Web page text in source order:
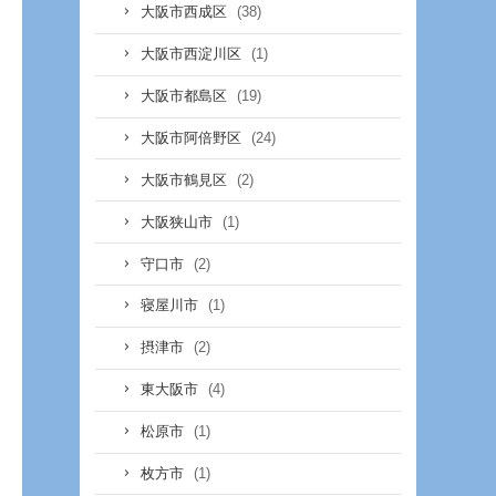
大阪市西成区 (38)
大阪市西淀川区 (1)
大阪市都島区 (19)
大阪市阿倍野区 (24)
大阪市鶴見区 (2)
大阪狭山市 (1)
守口市 (2)
寝屋川市 (1)
摂津市 (2)
東大阪市 (4)
松原市 (1)
枚方市 (1)